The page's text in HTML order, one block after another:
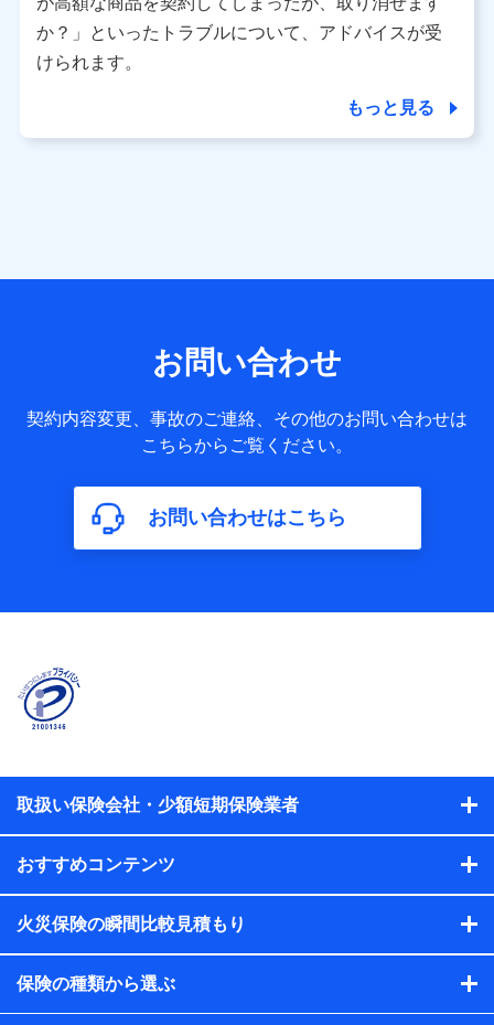
会社NTTドコモが提供する各種サービスのご契約状態・ご利
用履歴インターネット利用時の行動に関する情報、アプリケ
ーション利用時の行動に関する情報、購入されたサービスや
当社又は株式会社NTTドコモが提供する保険関連サービスに
送信履歴などの情報）が含まれます。
約に関する情報。例として、保険契約者及び被保険者の氏
名、住所、生年月日、性別、保険契約者と被保険者の関係、
保険加入の目的、保険商品の内容、保険料、保険料のお支払
年数などの情報、ペットの種類や年齢などの情報などが含ま
れます。
【共同して利用する者の範囲】
株式会社NTTドコモ
当社又は株式会社NTTドコモが提供する保険関連サービスに
おけるユーザ登録受付および管理のため
当社又は株式会社NTTドコモと取引のあるもしくは委託を受
れらに付帯、関連する当社、株式会社NTTドコモおよび提携
会社のサービスを案内、提供するため
析して、お客さまの趣味・嗜好・傾向に応じたサービス・商
各種セミナーの開催のため
コンサルティングサービスの実施のため
アンケートやキャンペーン等の実施のため
上記に係る案内・手続き・管理等付帯業務を行うため
か？」といったトラブルについて、アドバイスが受
けられます。
もっと見る
お問い合わせ
契約内容変更、事故のご連絡、その他のお問い合わせは
こちらからご覧ください。
お問い合わせはこちら
取扱い保険会社・少額短期保険業者
おすすめコンテンツ
火災保険の瞬間比較見積もり
保険の種類から選ぶ